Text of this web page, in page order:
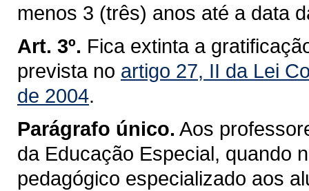
menos 3 (três) anos até a data
Art. 3º. Fica extinta a
prevista no artigo 27, II da Lei
de 2004.
Parágrafo único. Aos
da Educação Especial, quando
pedagógico especializado aos